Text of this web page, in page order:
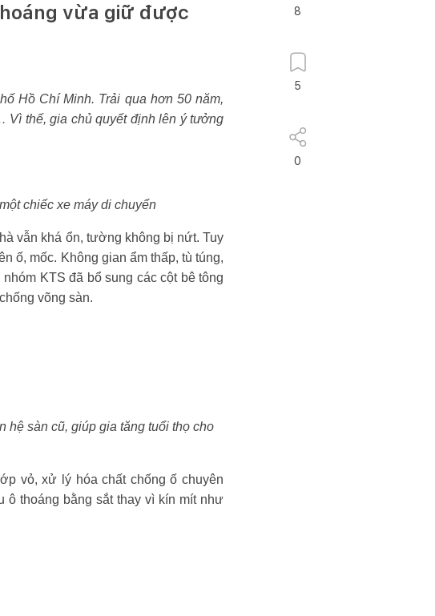
vừa giữ được
Hồ Chí Minh. Trải qua hơn 50 năm,
Vì thế, gia chủ quyết định lên ý tưởng
chiếc xe máy di chuyển
vẫn khá ổn, tường không bị nứt. Tuy
ố, mốc. Không gian ẩm thấp, tù túng,
KTS đã bổ sung các cột bê tông
võng sàn.
hệ sàn cũ, giúp gia tăng tuổi thọ cho
vỏ, xử lý hóa chất chống ố chuyên
thoáng bằng sắt thay vì kín mít như
8
5
0